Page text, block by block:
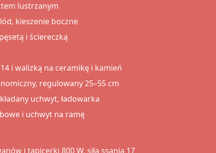
lustrzanym
kieszenie boczne
i ściereczką
i walizką na ceramikę i kamień
regulowany 25–55 cm
uchwyt, ładowarka
i uchwyt na ramę
i tapicerki 800 W, siła ssania 17